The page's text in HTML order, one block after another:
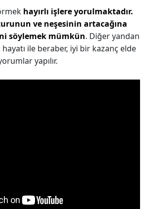
hayırlı işlere yorulmaktadır.
ve neşesinin artacağına
söylemek mümkün. Diğer yandan
hayatı ile beraber, iyi bir kazanç elde
yapılır.